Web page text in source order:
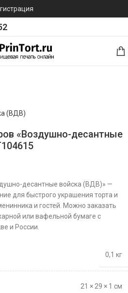
(ВДВ)
«Воздушно-десантные
десантные войска (ВДВ)» —
для быстрого украшения торта и
и гостей. Можно заказать
или вафельной бумаге с
и России.
0,1 кг
21 × 29 × 1 см